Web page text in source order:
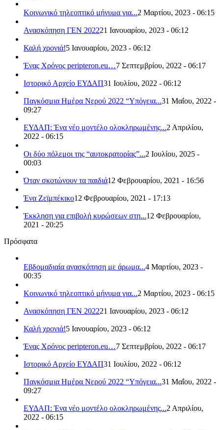
Κοινωνικό τηλεοπτικό μήνυμα για...2 Μαρτίου, 2023 - 06:15
Ανασκόπηση ΓΕΝ 202221 Ιανουαρίου, 2023 - 06:12
Καλή χρονιά!5 Ιανουαρίου, 2023 - 06:12
Ένας Χρόνος peripteron.eu…7 Σεπτεμβρίου, 2022 - 06:17
Ιστορικό Αρχείο ΕΥΔΑΠ31 Ιουλίου, 2022 - 06:12
Παγκόσμια Ημέρα Νερού 2022 “Υπόγεια...31 Μαΐου, 2022 -
09:27
ΕΥΔΑΠ: Ένα νέο μοντέλο ολοκληρωμένης...2 Απριλίου,
2022 - 06:15
Οι δύο πόλεμοι της “αυτοκρατορίας”...2 Ιουλίου, 2025 -
00:03
Όταν σκοτώνουν τα παιδιά12 Φεβρουαρίου, 2021 - 16:56
Ένα Ζεϊμπέκικο12 Φεβρουαρίου, 2021 - 17:13
Έκκληση για επιβολή κυρώσεων στη...12 Φεβρουαρίου,
2021 - 20:25
Πρόσφατα
Εβδομαδιαία ανασκόπηση με άρωμα...4 Μαρτίου, 2023 -
00:35
Κοινωνικό τηλεοπτικό μήνυμα για...2 Μαρτίου, 2023 - 06:15
Ανασκόπηση ΓΕΝ 202221 Ιανουαρίου, 2023 - 06:12
Καλή χρονιά!5 Ιανουαρίου, 2023 - 06:12
Ένας Χρόνος peripteron.eu…7 Σεπτεμβρίου, 2022 - 06:17
Ιστορικό Αρχείο ΕΥΔΑΠ31 Ιουλίου, 2022 - 06:12
Παγκόσμια Ημέρα Νερού 2022 “Υπόγεια...31 Μαΐου, 2022 -
09:27
ΕΥΔΑΠ: Ένα νέο μοντέλο ολοκληρωμένης...2 Απριλίου,
2022 - 06:15